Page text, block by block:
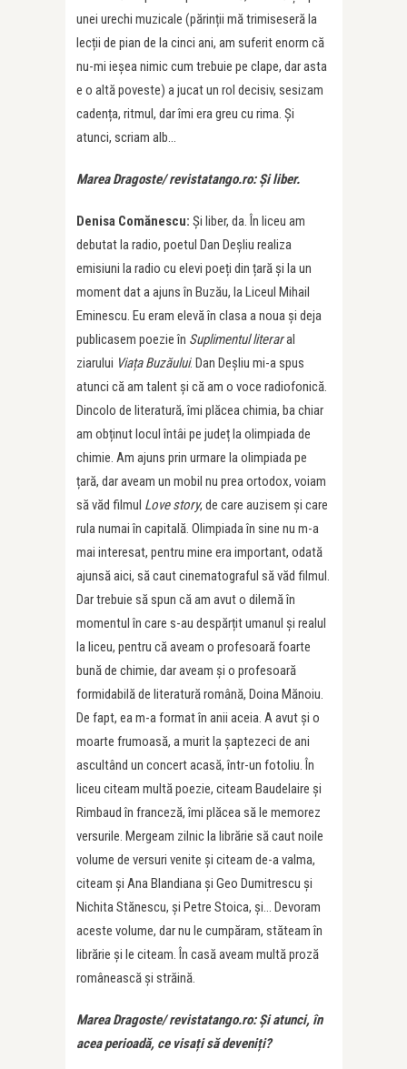
unei urechi muzicale (părinții mă trimiseseră la
lecții de pian de la cinci ani, am suferit enorm că
nu-mi ieșea nimic cum trebuie pe clape, dar asta
e o altă poveste) a jucat un rol decisiv, sesizam
cadența, ritmul, dar îmi era greu cu rima. Și
atunci, scriam alb…
Marea Dragoste/ revistatango.ro: Și liber.
Denisa Comănescu: Și liber, da. În liceu am
debutat la radio, poetul Dan Deșliu realiza
emisiuni la radio cu elevi poeți din țară și la un
moment dat a ajuns în Buzău, la Liceul Mihail
Eminescu. Eu eram elevă în clasa a noua și deja
publicasem poezie în Suplimentul literaral
ziarului Viața Buzăului. Dan Deșliu mi-a spus
atunci că am talent și că am o voce radiofonică.
Dincolo de literatură, îmi plăcea chimia, ba chiar
am obținut locul întâi pe județ la olimpiada de
chimie. Am ajuns prin urmare la olimpiada pe
țară, dar aveam un mobil nu prea ortodox, voiam
să văd filmul Love story, de care auzisem și care
rula numai în capitală. Olimpiada în sine nu m-a
mai interesat, pentru mine era important, odată
ajunsă aici, să caut cinematograful să văd filmul.
Dar trebuie să spun că am avut o dilemă în
momentul în care s-au despărțit umanul și realul
la liceu, pentru că aveam o profesoară foarte
bună de chimie, dar aveam și o profesoară
formidabilă de literatură română, Doina Mănoiu.
De fapt, ea m-a format în anii aceia. A avut și o
moarte frumoasă, a murit la șaptezeci de ani
ascultând un concert acasă, într-un fotoliu. În
liceu citeam multă poezie, citeam Baudelaire și
Rimbaud în franceză, îmi plăcea să le memorez
versurile. Mergeam zilnic la librărie să caut noile
volume de versuri venite și citeam de-a valma,
citeam și Ana Blandiana și Geo Dumitrescu și
Nichita Stănescu, și Petre Stoica, și… Devoram
aceste volume, dar nu le cumpăram, stăteam în
librărie și le citeam. În casă aveam multă proză
românească și străină.
Marea Dragoste/ revistatango.ro: Și atunci, în
acea perioadă, ce visați să deveniți?